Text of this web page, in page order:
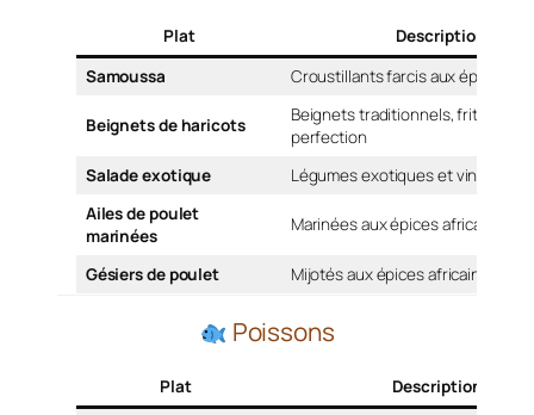
Plat
Description
Samoussa
Croustillants farcis aux épices
Beignets de haricots
Beignets traditionnels, frits à la
perfection
Salade exotique
Légumes exotiques et
Ailes de poulet
marinées
Marinées aux épices africaines
Gésiers de poulet Mijotés aux épices africaines
Poissons
Plat
Description